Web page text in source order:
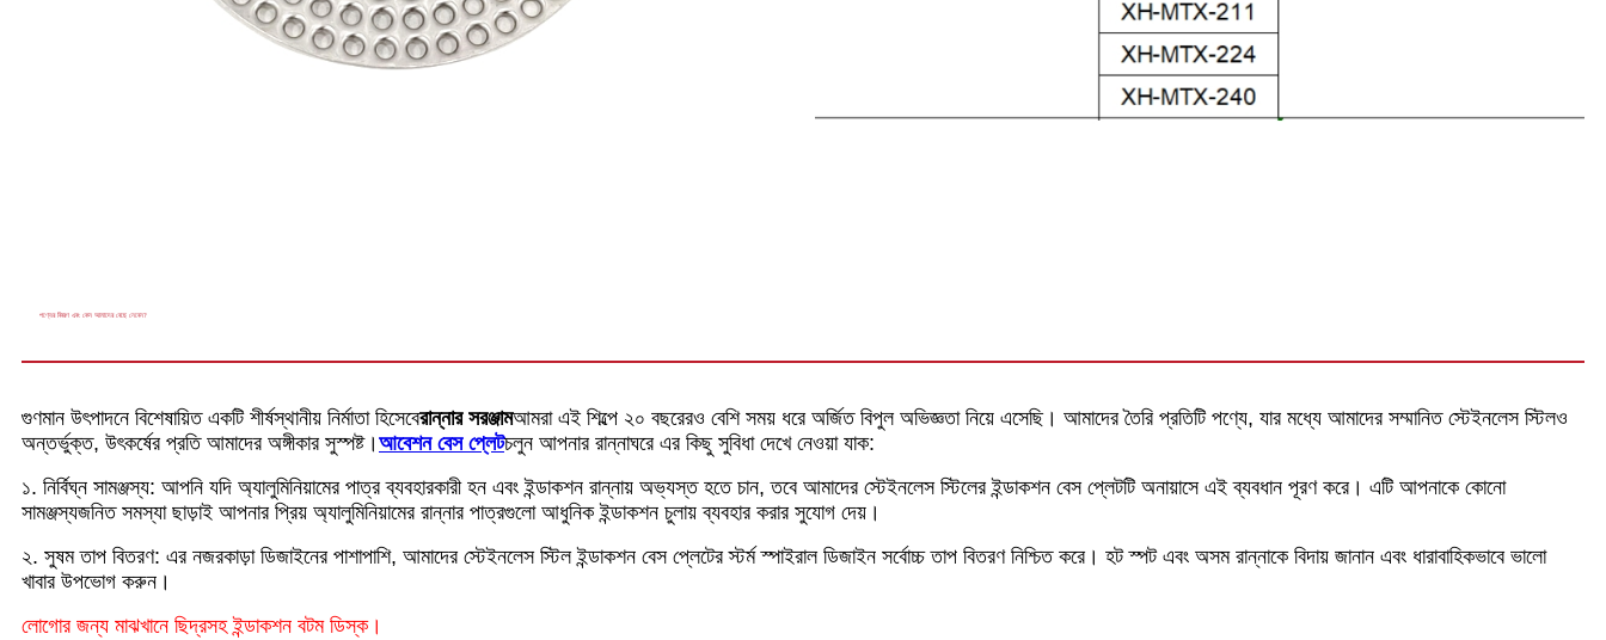
পণ্যের বিবরণ এবং কেন আমাদের বেছে নেবেন?
গুণমান উৎপাদনে বিশেষায়িত একটি শীর্ষস্থানীয় নির্মাতা হিসেবেরান্নার সরঞ্জামআমরা এই শিল্পে ২০ বছরেরও বেশি সময় ধরে অর্জিত বিপুল অভিজ্ঞতা নিয়ে এসেছি। আমাদের তৈরি প্রতিটি পণ্যে, যার মধ্যে আমাদের সম্মানিত স্টেইনলেস স্টিলও
অন্তর্ভুক্ত, উৎকর্ষের প্রতি আমাদের অঙ্গীকার সুস্পষ্ট। আবেশন বেস প্লেটচলুন আপনার রান্নাঘরে এর কিছু সুবিধা দেখে নেওয়া যাক:
১. নির্বিঘ্ন সামঞ্জস্য: আপনি যদি অ্যালুমিনিয়ামের পাত্র ব্যবহারকারী হন এবং ইন্ডাকশন রান্নায় অভ্যস্ত হতে চান, তবে আমাদের স্টেইনলেস স্টিলের ইন্ডাকশন বেস প্লেটটি অনায়াসে এই ব্যবধান পূরণ করে। এটি আপনাকে কোনো
সামঞ্জস্যজনিত সমস্যা ছাড়াই আপনার প্রিয় অ্যালুমিনিয়ামের রান্নার পাত্রগুলো আধুনিক ইন্ডাকশন চুলায় ব্যবহার করার সুযোগ দেয়।
২. সুষম তাপ বিতরণ: এর নজরকাড়া ডিজাইনের পাশাপাশি, আমাদের স্টেইনলেস স্টিল ইন্ডাকশন বেস প্লেটের স্টর্ম স্পাইরাল ডিজাইন সর্বোচ্চ তাপ বিতরণ নিশ্চিত করে। হট স্পট এবং অসম রান্নাকে বিদায় জানান এবং ধারাবাহিকভাবে ভালো
খাবার উপভোগ করুন।
লোগোর জন্য মাঝখানে ছিদ্রসহ ইন্ডাকশন বটম ডিস্ক।